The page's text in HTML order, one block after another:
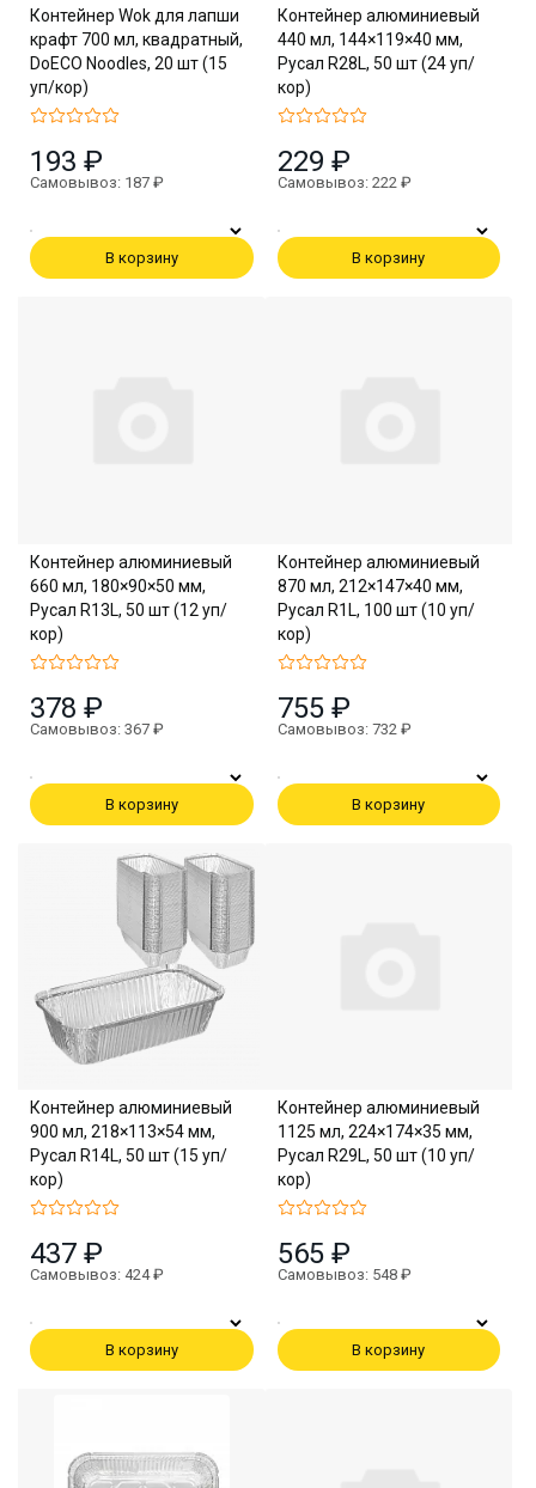
Контейнер Wok для лапши
крафт 700 мл, квадратный,
DoECO Noodles, 20 шт (15
уп/кор)
193 ₽
Самовывоз: 187 ₽
В корзину
Контейнер алюминиевый
440 мл, 144×119×40 мм,
Русал R28L, 50 шт (24 уп/
кор)
229 ₽
Самовывоз: 222 ₽
В корзину
Контейнер алюминиевый
660 мл, 180×90×50 мм,
Русал R13L, 50 шт (12 уп/
кор)
378 ₽
Самовывоз: 367 ₽
В корзину
Контейнер алюминиевый
870 мл, 212×147×40 мм,
Русал R1L, 100 шт (10 уп/
кор)
755 ₽
Самовывоз: 732 ₽
В корзину
Контейнер алюминиевый
900 мл, 218×113×54 мм,
Русал R14L, 50 шт (15 уп/
кор)
437 ₽
Самовывоз: 424 ₽
В корзину
Контейнер алюминиевый
1125 мл, 224×174×35 мм,
Русал R29L, 50 шт (10 уп/
кор)
565 ₽
Самовывоз: 548 ₽
В корзину